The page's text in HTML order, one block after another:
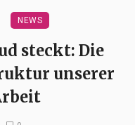
NEWS
steckt: Die
unserer